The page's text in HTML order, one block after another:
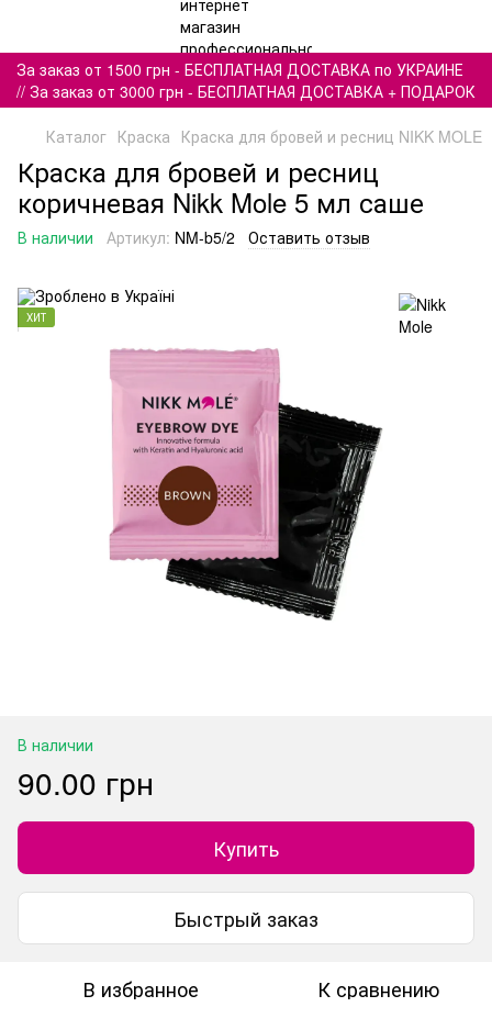
За заказ от 1500 грн - БЕСПЛАТНАЯ ДОСТАВКА по УКРАИНЕ
// За заказ от 3000 грн - БЕСПЛАТНАЯ ДОСТАВКА + ПОДАРОК
Каталог Краска Краска для бровей и ресниц NIKK MOLE
Краска для бровей и ресниц
коричневая Nikk Mole 5 мл саше
В наличии Артикул: NM-b5/2 Оставить отзыв
ХИТ
В наличии
90.00 грн
Купить
Быстрый заказ
В избранное К сравнению